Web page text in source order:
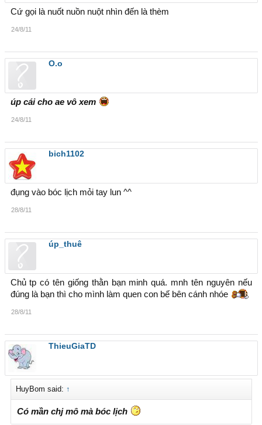
Cứ gọi là nuốt nuồn nuột nhìn đến là thèm
24/8/11
O.o
úp cái cho ae vô xem
24/8/11
bich1102
đụng vào bóc lịch mỏi tay lun ^^
28/8/11
úp_thuê
Chủ tp có tên giống thằn bạn minh quá. mnh tên nguyên nếu
đúng là bạn thì cho mình làm quen con bế bên cánh nhóe
28/8/11
ThieuGiaTD
HuyBom said: ↑
Có mần chj mô mà bóc lịch